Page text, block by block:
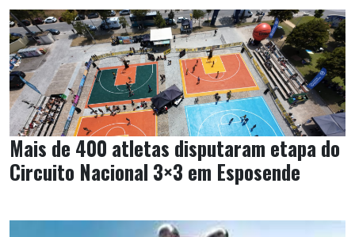
Mais de 400 atletas disputaram etapa do
Circuito Nacional 3×3 em Esposende